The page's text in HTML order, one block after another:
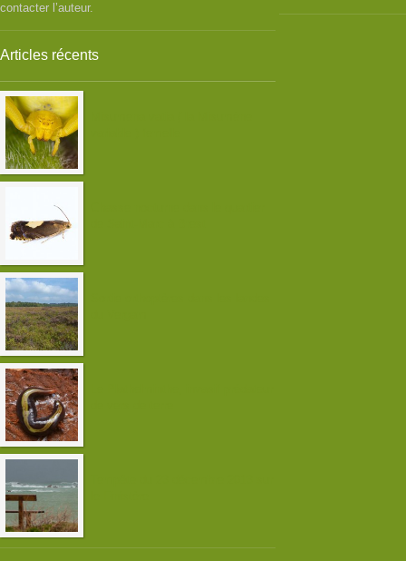
contacter l’auteur.
Articles récents